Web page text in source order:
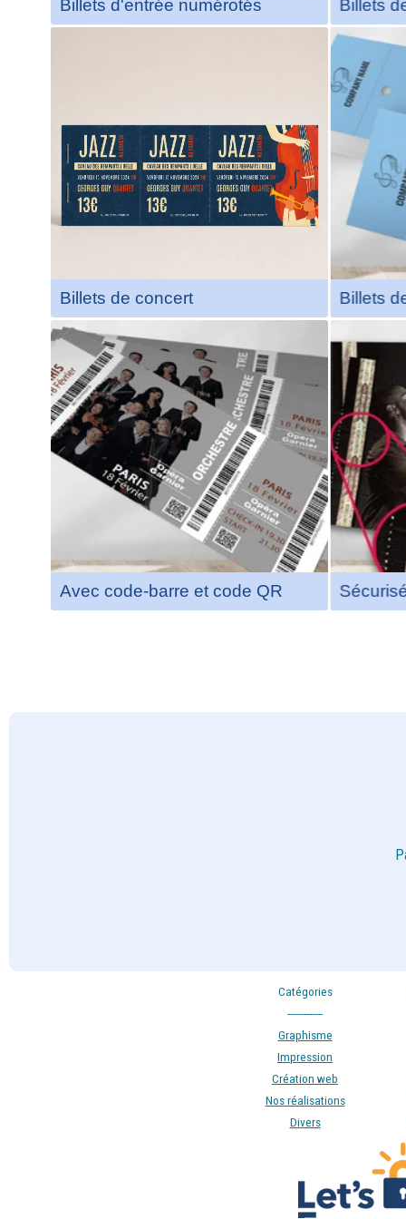
Billets d'entrée numérotés Billets
Billets de concert Billets
Avec code-barre et code QR
Ces billets sont uniques, avec
numérotation progressive,
hologramme, et possibilité
d'ajouter des codes QR ou
codes-barres pour un contrôle
optimal
Catégories
-------------
Graphisme
Impression
Création web
Nos réalisations
Divers